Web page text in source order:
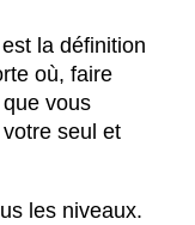
la définition
où, faire
vous
seul et
les niveaux.